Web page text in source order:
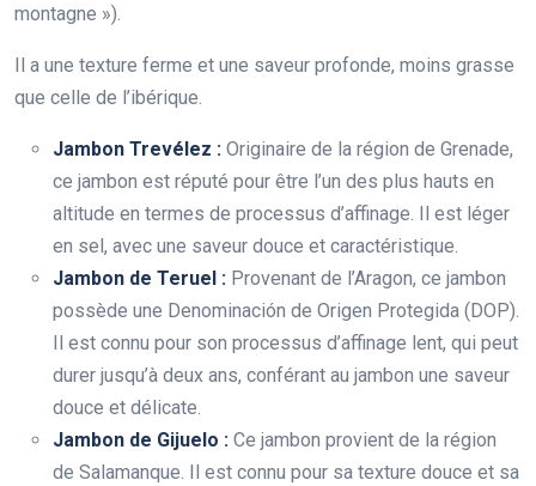
montagne »).
Il a une texture ferme et une saveur profonde, moins grasse
que celle de l’ibérique.
Jambon Trevélez : Originaire de la région de Grenade,
ce jambon est réputé pour être l’un des plus hauts en
altitude en termes de processus d’affinage. Il est léger
en sel, avec une saveur douce et caractéristique.
Jambon de Teruel : Provenant de l’Aragon, ce jambon
possède une Denominación de Origen Protegida (DOP).
Il est connu pour son processus d’affinage lent, qui peut
durer jusqu’à deux ans, conférant au jambon une saveur
douce et délicate.
Jambon de Gijuelo : Ce jambon provient de la région
de Salamanque. Il est connu pour sa texture douce et sa